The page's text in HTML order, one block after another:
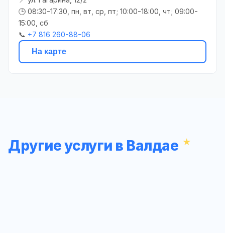
🕒 08:30-17:30, пн, вт, ср, пт; 10:00-18:00, чт; 09:00-
15:00, сб
📞 +7 816 260-88-06
На карте
Другие услуги в Валдае